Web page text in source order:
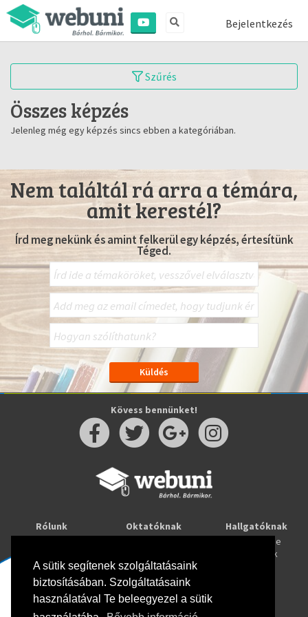
A sütik segítenek szolgáltatásaink
biztosításában. Szolgáltatásaink
használatával Te beleegyezel a sütik
Bejelentkezés
Szűrés
Összes képzés
Jelenleg még egy képzés sincs ebben a kategóriában.
Nem találtál rá arra a témára,
amit kerestél?
Írd meg nekünk és amint felkerül egy képzés, értesítünk
Téged.
Kövess bennünket!
Rólunk
Oktatóknak
Webuni Stúdió
Hallgatóknak
Tanulj online
Képzések
Info
Adatkezelési tájékoztató
ÁSZF